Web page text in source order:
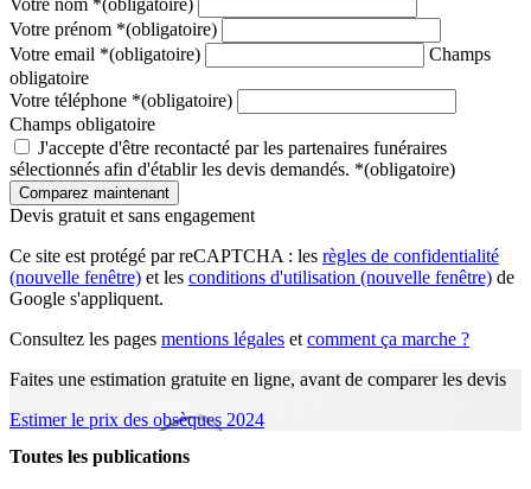
Votre nom *(obligatoire)
Votre prénom *(obligatoire)
Votre email *(obligatoire)
Champs
obligatoire
Votre téléphone *(obligatoire)
Champs obligatoire
J'accepte d'être recontacté par les partenaires funéraires
sélectionnés afin d'établir les devis demandés. *(obligatoire)
Devis gratuit et sans engagement
Ce site est protégé par reCAPTCHA : les règles de confidentialité
(nouvelle fenêtre) et les conditions d'utilisation (nouvelle fenêtre) de
Google s'appliquent.
Consultez les pages mentions légales et comment ça marche ?
Faites une estimation gratuite en ligne, avant de comparer les devis
Estimer le prix des obsèques 2024
Toutes les publications